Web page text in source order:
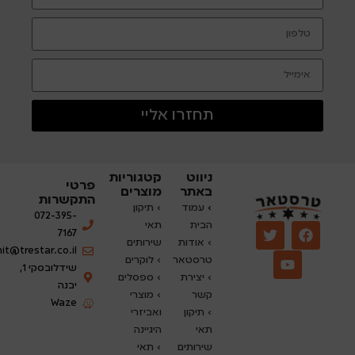
תחזרו אליי
ניווט
באתר
› עמוד
הבית
› אודות
טרסטאר
› יצירת
קשר
› תיקון
תאי
שירותים
קטגוריות
מוצרים
› תיקון
תאי
שירותים
›לוקרים
› ספסלים
› מוצרי
ואביזרי
היגיינה
› תאי
פרטי
התקשרות
072-395-
7167
שידלובסקי 1,
יבנה
Waze